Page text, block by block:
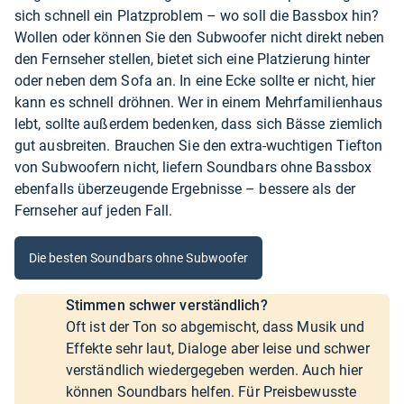
sich schnell ein Platzproblem – wo soll die Bassbox hin?
Wollen oder können Sie den Subwoofer nicht direkt neben
den Fernseher stellen, bietet sich eine Platzierung hinter
oder neben dem Sofa an. In eine Ecke sollte er nicht, hier
kann es schnell dröhnen. Wer in einem Mehrfamilienhaus
lebt, sollte außerdem bedenken, dass sich Bässe ziemlich
gut ausbreiten. Brauchen Sie den extra-wuchtigen Tiefton
von Subwoofern nicht, liefern Soundbars ohne Bassbox
ebenfalls überzeugende Ergebnisse – bessere als der
Fernseher auf jeden Fall.
Die besten Soundbars ohne Subwoofer
Stimmen schwer verständlich?
Oft ist der Ton so abgemischt, dass Musik und
Effekte sehr laut, Dialoge aber leise und schwer
verständlich wiedergegeben werden. Auch hier
können Soundbars helfen. Für Preisbewusste